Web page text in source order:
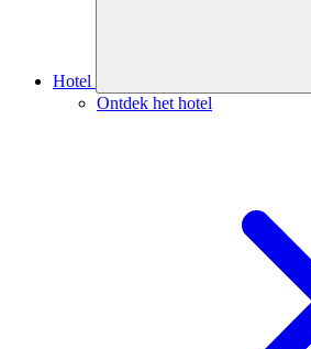
Hotel
Ontdek het hotel